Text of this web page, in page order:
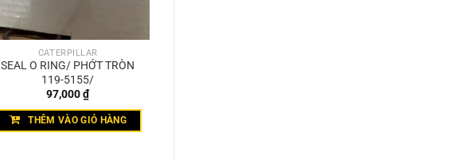
CATERPILLAR
SEAL O RING/ PHỚT TRÒN
119-5155/
97,000₫
THÊM VÀO GIỎ HÀNG